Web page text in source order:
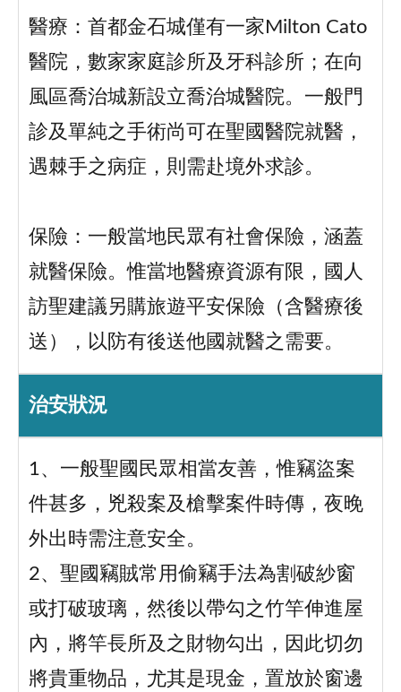
醫療：首都金石城僅有一家Milton Cato
醫院，數家家庭診所及牙科診所；在向
風區喬治城新設立喬治城醫院。一般門
診及單純之手術尚可在聖國醫院就醫，
遇棘手之病症，則需赴境外求診。
保險：一般當地民眾有社會保險，涵蓋
就醫保險。惟當地醫療資源有限，國人
訪聖建議另購旅遊平安保險（含醫療後
送），以防有後送他國就醫之需要。
治安狀況
1、一般聖國民眾相當友善，惟竊盜案
件甚多，兇殺案及槍擊案件時傳，夜晚
外出時需注意安全。
2、聖國竊賊常用偷竊手法為割破紗窗
或打破玻璃，然後以帶勾之竹竿伸進屋
內，將竿長所及之財物勾出，因此切勿
將貴重物品，尤其是現金，置放於窗邊